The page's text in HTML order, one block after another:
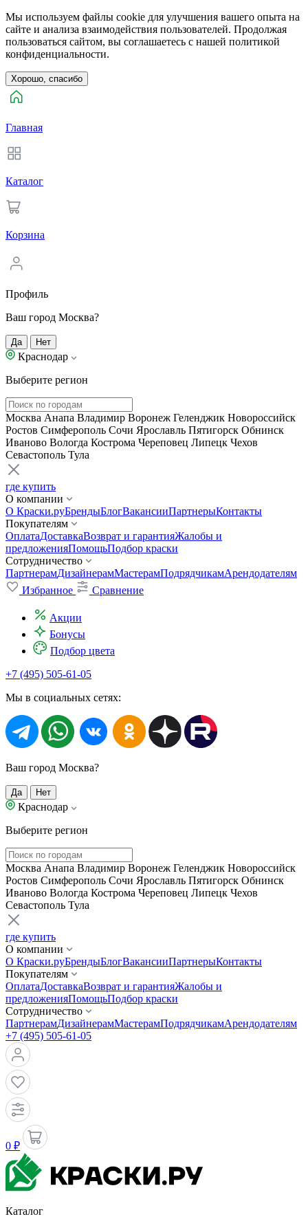
Мы используем файлы cookie для улучшения вашего опыта на
сайте и анализа взаимодействия пользователей. Продолжая
пользоваться сайтом, вы соглашаетесь с нашей политикой
конфиденциальности.
Хорошо, спасибо
Главная
Каталог
Корзина
Профиль
Ваш город Москва?
Да Нет
Краснодар
Выберите регион
Москва Анапа Владимир Воронеж Геленджик Новороссийск
Ростов Симферополь Сочи Ярославль Пятигорск Обнинск
Иваново Вологда Кострома Череповец Липецк Чехов
Севастополь Тула
где купить
О компании
О Краски.руБрендыБлогВакансииПартнерыКонтакты
Покупателям
ОплатаДоставкаВозврат и гарантияЖалобы и
предложенияПомощьПодбор краски
Сотрудничество
ПартнерамДизайнерамМастерамПодрядчикамАрендодателям
Избранное
Сравнение
Акции
Бонусы
Подбор цвета
+7 (495) 505-61-05
Мы в социальных сетях:
Ваш город Москва?
Да Нет
Краснодар
Выберите регион
Москва Анапа Владимир Воронеж Геленджик Новороссийск
Ростов Симферополь Сочи Ярославль Пятигорск Обнинск
Иваново Вологда Кострома Череповец Липецк Чехов
Севастополь Тула
где купить
О компании
О Краски.руБрендыБлогВакансииПартнерыКонтакты
Покупателям
ОплатаДоставкаВозврат и гарантияЖалобы и
предложенияПомощьПодбор краски
Сотрудничество
ПартнерамДизайнерамМастерамПодрядчикамАрендодателям
+7 (495) 505-61-05
0 ₽
Каталог